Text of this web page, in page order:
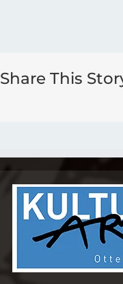
Share This